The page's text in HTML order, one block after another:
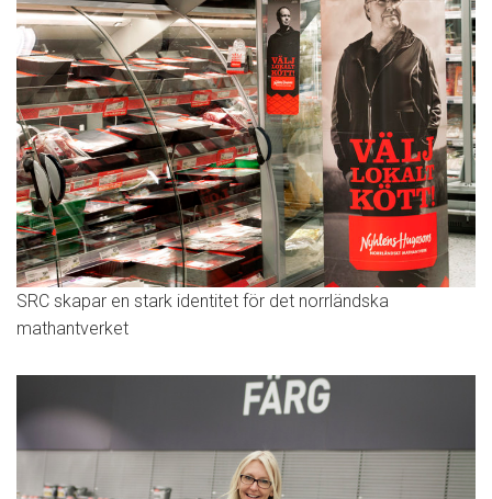
SRC skapar en stark identitet för det norrländska
mathantverket